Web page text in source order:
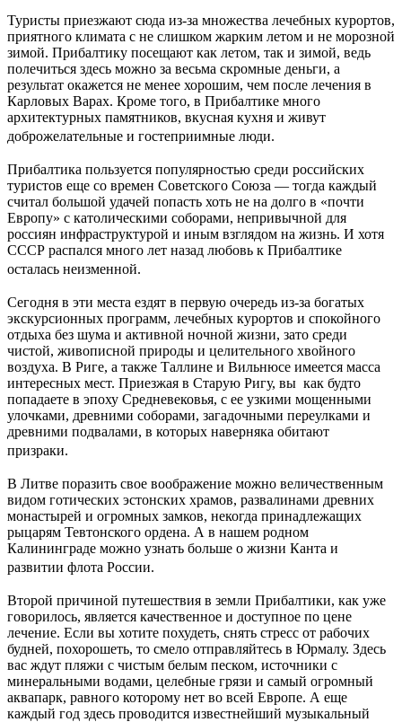
Туристы приезжают сюда из-за множества лечебных курортов,
приятного климата с не слишком жарким летом и не морозной
зимой. Прибалтику посещают как летом, так и зимой, ведь
полечиться здесь можно за весьма скромные деньги, а
результат окажется не менее хорошим, чем после лечения в
Карловых Варах. Кроме того, в Прибалтике много
архитектурных памятников, вкусная кухня и живут
доброжелательные и гостеприимные люди.
Прибалтика пользуется популярностью среди российских
туристов еще со времен Советского Союза — тогда каждый
считал большой удачей попасть хоть не на долго в «почти
Европу» с католическими соборами, непривычной для
россиян инфраструктурой и иным взглядом на жизнь. И хотя
СССР распался много лет назад любовь к Прибалтике
осталась неизменной.
Сегодня в эти места ездят в первую очередь из-за богатых
экскурсионных программ, лечебных курортов и спокойного
отдыха без шума и активной ночной жизни, зато среди
чистой, живописной природы и целительного хвойного
воздуха. В Риге, а также Таллине и Вильнюсе имеется масса
интересных мест. Приезжая в Старую Ригу, вы как будто
попадаете в эпоху Средневековья, с ее узкими мощенными
улочками, древними соборами, загадочными переулками и
древними подвалами, в которых наверняка обитают
призраки.
В Литве поразить свое воображение можно величественным
видом готических эстонских храмов, развалинами древних
монастырей и огромных замков, некогда принадлежащих
рыцарям Тевтонского ордена. А в нашем родном
Калининграде можно узнать больше о жизни Канта и
развитии флота России.
Второй причиной путешествия в земли Прибалтики, как уже
говорилось, является качественное и доступное по цене
лечение. Если вы хотите похудеть, снять стресс от рабочих
будней, похорошеть, то смело отправляйтесь в Юрмалу. Здесь
вас ждут пляжи с чистым белым песком, источники с
минеральными водами, целебные грязи и самый огромный
аквапарк, равного которому нет во всей Европе. А еще
каждый год здесь проводится известнейший музыкальный